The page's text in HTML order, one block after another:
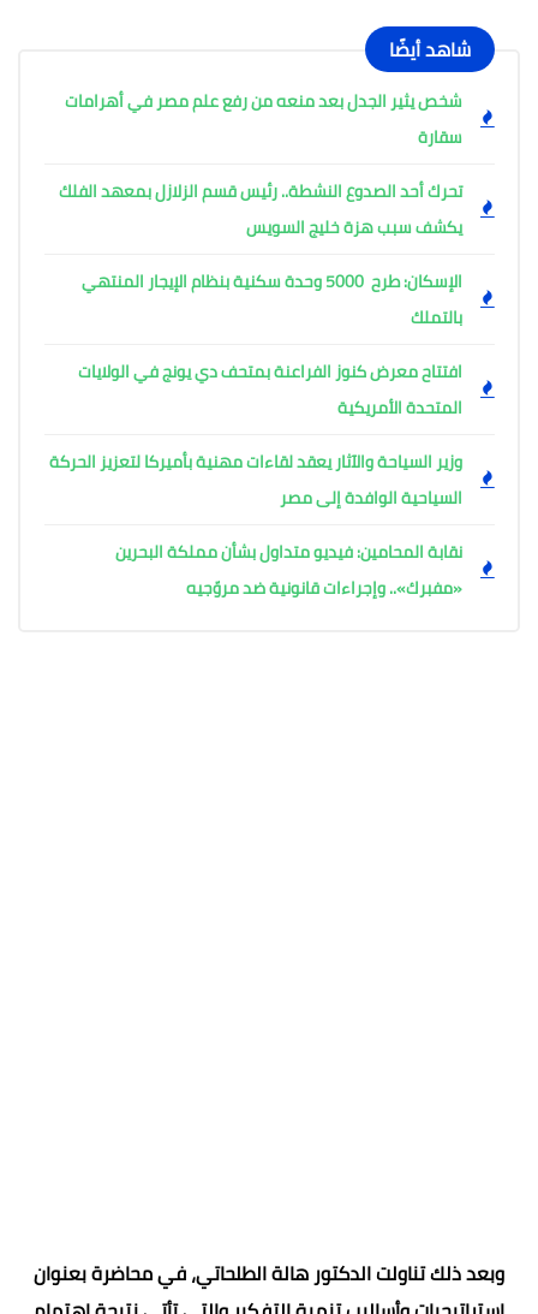
شاهد أيضًا
شخص يثير الجدل بعد منعه من رفع علم مصر في أهرامات
سقارة
تحرك أحد الصدوع النشطة.. رئيس قسم الزلازل بمعهد الفلك
يكشف سبب هزة خليج السويس
الإسكان: طرح 5000 وحدة سكنية بنظام الإيجار المنتهي
بالتملك
افتتاح معرض كنوز الفراعنة بمتحف دي يونج في الولايات
المتحدة الأمريكية
وزير السياحة والآثار يعقد لقاءات مهنية بأميركا لتعزيز الحركة
السياحية الوافدة إلى مصر
نقابة المحامين: فيديو متداول بشأن مملكة البحرين
«مفبرك».. وإجراءات قانونية ضد مروّجيه
وبعد ذلك تناولت الدكتور هالة الطلحاتي، في محاضرة بعنوان